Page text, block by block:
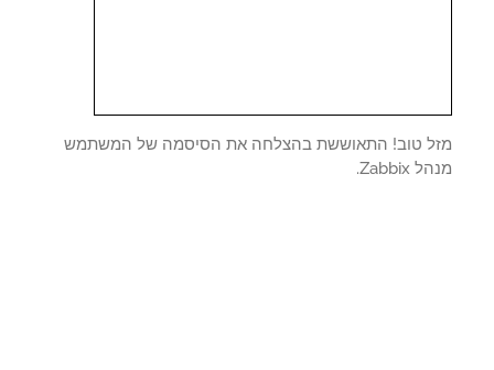
טוב! התאוששת בהצלחה את הסיסמה של המשתמש